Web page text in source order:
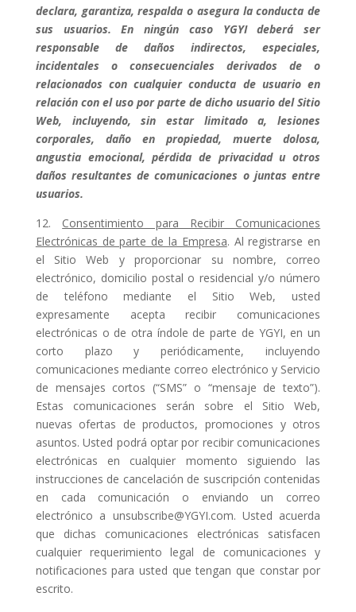
declara, garantiza, respalda o asegura la conducta de
sus usuarios. En ningún caso YGYI deberá ser
responsable de daños indirectos, especiales,
incidentales o consecuenciales derivados de o
relacionados con cualquier conducta de usuario en
relación con el uso por parte de dicho usuario del Sitio
Web, incluyendo, sin estar limitado a, lesiones
corporales, daño en propiedad, muerte dolosa,
angustia emocional, pérdida de privacidad u otros
daños resultantes de comunicaciones o juntas entre
usuarios.
12. Consentimiento para Recibir Comunicaciones
Electrónicas de parte de la Empresa. Al registrarse en
el Sitio Web y proporcionar su nombre, correo
electrónico, domicilio postal o residencial y/o número
de teléfono mediante el Sitio Web, usted
expresamente acepta recibir comunicaciones
electrónicas o de otra índole de parte de YGYI, en un
corto plazo y periódicamente, incluyendo
comunicaciones mediante correo electrónico y Servicio
de mensajes cortos (“SMS” o “mensaje de texto”).
Estas comunicaciones serán sobre el Sitio Web,
nuevas ofertas de productos, promociones y otros
asuntos. Usted podrá optar por recibir comunicaciones
electrónicas en cualquier momento siguiendo las
instrucciones de cancelación de suscripción contenidas
en cada comunicación o enviando un correo
electrónico a unsubscribe@YGYI.com. Usted acuerda
que dichas comunicaciones electrónicas satisfacen
cualquier requerimiento legal de comunicaciones y
notificaciones para usted que tengan que constar por
escrito.